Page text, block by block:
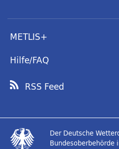
METLIS+
Hilfe/FAQ
RSS Feed
Der Deutsche
Bundesoberbehörde